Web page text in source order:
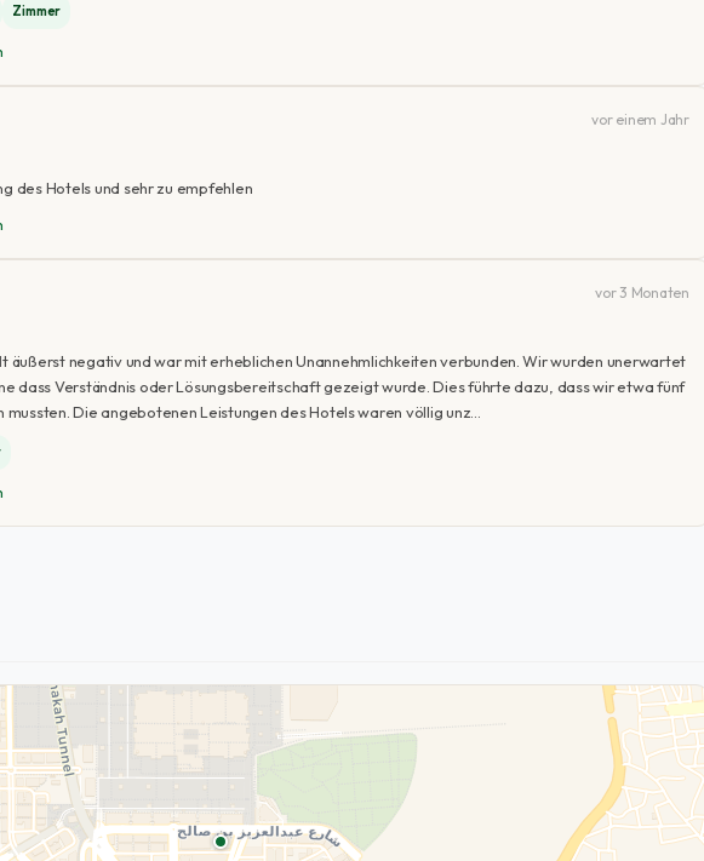
Zimmer
vor einem Jahr
des Hotels und sehr zu empfehlen
vor 3 Monaten
äußerst negativ und war mit erheblichen Unannehmlichkeiten verbunden. Wir wurden unerwartet
dass Verständnis oder Lösungsbereitschaft gezeigt wurde. Dies führte dazu, dass wir etwa fünf
Die angebotenen Leistungen des Hotels waren völlig unz…